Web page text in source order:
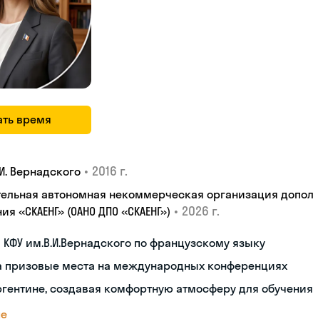
время
Вернадского • 2016 г.
автономная некоммерческая организация
«СКАЕНГ» (ОАНО ДПО «СКАЕНГ») • 2026 г.
КФУ им.В.И.Вернадского по французскому языку
призовые места на международных конференциях
создавая комфортную атмосферу для обучения